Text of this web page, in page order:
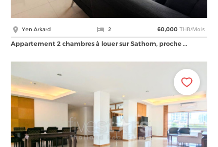
Yen Arkard 2 60,000 THB/Mois
Appartement 2 chambres à louer sur Sathorn, proche …